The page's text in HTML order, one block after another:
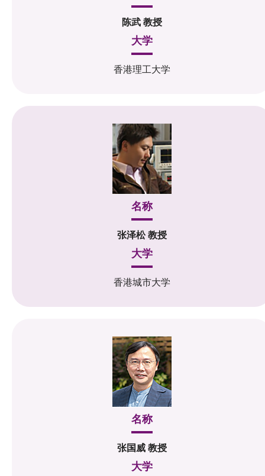
陈武 教授
大学
香港理工大学
名称
张泽松 教授
大学
香港城市大学
名称
张国威 教授
大学